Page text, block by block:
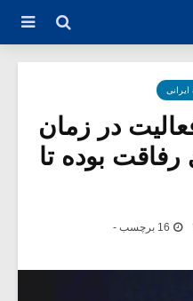
در زمان
رفاقت بوده تا
16 برچسب -